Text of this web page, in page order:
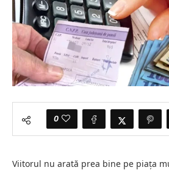
0
Viitorul nu arată prea bine pe piaţa